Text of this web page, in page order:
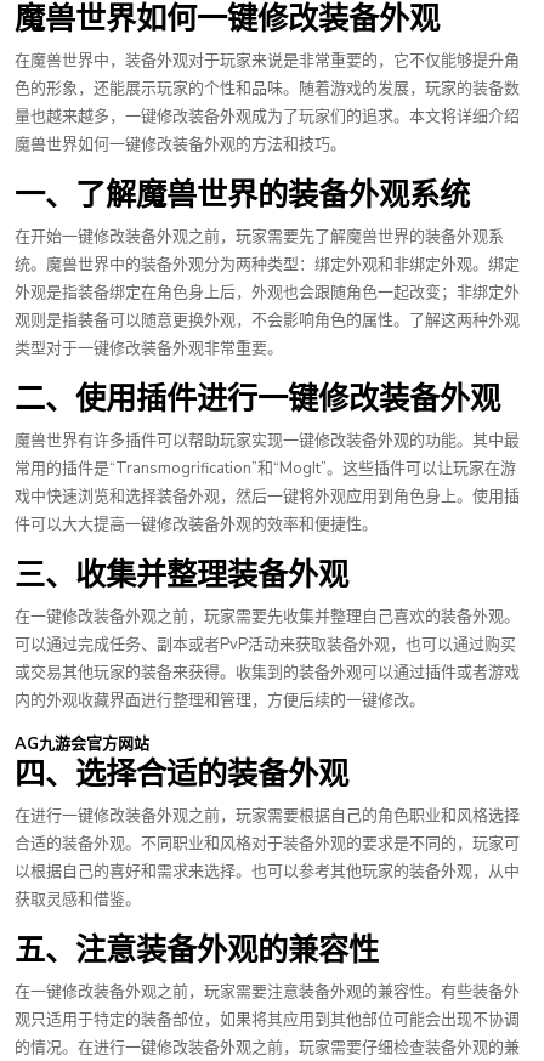
魔兽世界如何一键修改装备外观
在魔兽世界中，装备外观对于玩家来说是非常重要的，它不仅能够提升角
色的形象，还能展示玩家的个性和品味。随着游戏的发展，玩家的装备数
量也越来越多，一键修改装备外观成为了玩家们的追求。本文将详细介绍
魔兽世界如何一键修改装备外观的方法和技巧。
一、了解魔兽世界的装备外观系统
在开始一键修改装备外观之前，玩家需要先了解魔兽世界的装备外观系
统。魔兽世界中的装备外观分为两种类型：绑定外观和非绑定外观。绑定
外观是指装备绑定在角色身上后，外观也会跟随角色一起改变；非绑定外
观则是指装备可以随意更换外观，不会影响角色的属性。了解这两种外观
类型对于一键修改装备外观非常重要。
二、使用插件进行一键修改装备外观
魔兽世界有许多插件可以帮助玩家实现一键修改装备外观的功能。其中最
常用的插件是“Transmogrification”和“MogIt”。这些插件可以让玩家在游
戏中快速浏览和选择装备外观，然后一键将外观应用到角色身上。使用插
件可以大大提高一键修改装备外观的效率和便捷性。
三、收集并整理装备外观
在一键修改装备外观之前，玩家需要先收集并整理自己喜欢的装备外观。
可以通过完成任务、副本或者PvP活动来获取装备外观，也可以通过购买
或交易其他玩家的装备来获得。收集到的装备外观可以通过插件或者游戏
内的外观收藏界面进行整理和管理，方便后续的一键修改。
AG九游会官方网站
四、选择合适的装备外观
在进行一键修改装备外观之前，玩家需要根据自己的角色职业和风格选择
合适的装备外观。不同职业和风格对于装备外观的要求是不同的，玩家可
以根据自己的喜好和需求来选择。也可以参考其他玩家的装备外观，从中
获取灵感和借鉴。
五、注意装备外观的兼容性
在一键修改装备外观之前，玩家需要注意装备外观的兼容性。有些装备外
观只适用于特定的装备部位，如果将其应用到其他部位可能会出现不协调
的情况。在进行一键修改装备外观之前，玩家需要仔细检查装备外观的兼